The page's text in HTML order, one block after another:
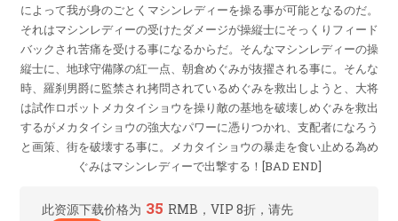
によって我が身のごとくマシンレディーを操る事が可能となるのだ。
それはマシンレディーの受けたダメージが操縦士にそっくりフィード
バックされ苦痛を受ける事になるからだ。そんなマシンレディーの操
縦士に、地球守備隊の紅一点、朝倉めぐみが抜擢される事に。そんな
時、羅刹男爵に監禁され拷問されているめぐみを救出しようと、大将
は試作ロボットメカタイショウを操り敵の基地を破壊しめぐみを救出
するがメカタイショウの強大なパワーに憑りつかれ、支配者になろう
と画策、街を破壊する事に。メカタイショウの暴走を食い止める為め
ぐみはマシンレディーで出撃する！[BAD END]
此资源下载价格为 35 RMB，VIP 8折，请先